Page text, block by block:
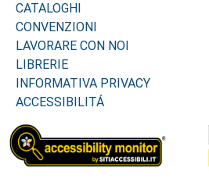
CATALOGHI
CONVENZIONI
LAVORARE CON NOI
LIBRERIE
INFORMATIVA PRIVACY
ACCESSIBILITÁ